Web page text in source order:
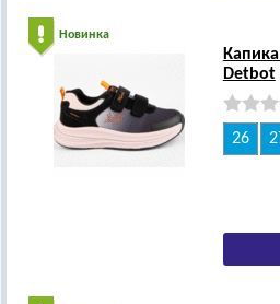
Новинка
Detbot
26